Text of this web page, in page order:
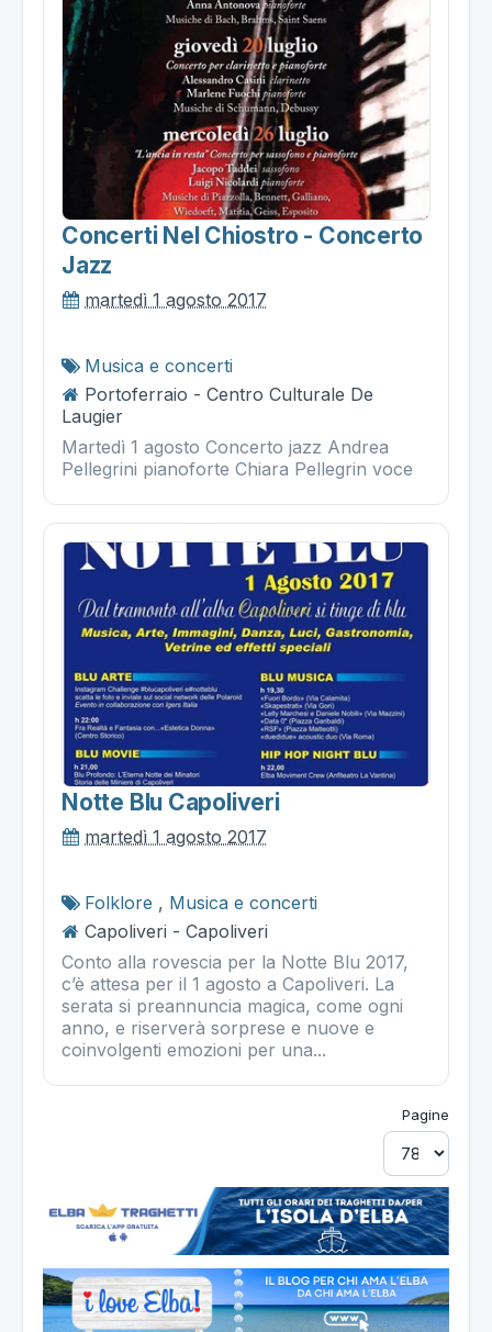
Concerti Nel Chiostro - Concerto
Jazz
martedì 1 agosto 2017
Musica e concerti
Portoferraio - Centro Culturale De
Laugier
Martedì 1 agosto Concerto jazz Andrea
Pellegrini pianoforte Chiara Pellegrin voce
Notte Blu Capoliveri
martedì 1 agosto 2017
Folklore , Musica e concerti
Capoliveri - Capoliveri
Conto alla rovescia per la Notte Blu 2017,
c’è attesa per il 1 agosto a Capoliveri. La
serata si preannuncia magica, come ogni
anno, e riserverà sorprese e nuove e
coinvolgenti emozioni per una...
Pagine